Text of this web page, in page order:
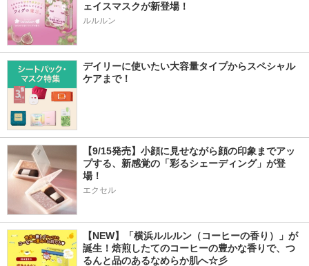
ェイスマスクが新登場！
ルルルン
デイリーに使いたい大容量タイプからスペシャル
ケアまで！
【9/15発売】小顔に見せながら顔の印象までアッ
プする、新感覚の「彩るシェーディング」が登
場！
エクセル
【NEW】「横浜ルルルン（コーヒーの香り）」が
誕生！焙煎したてのコーヒーの豊かな香りで、つ
るんと品のあるなめらか肌へ☆彡